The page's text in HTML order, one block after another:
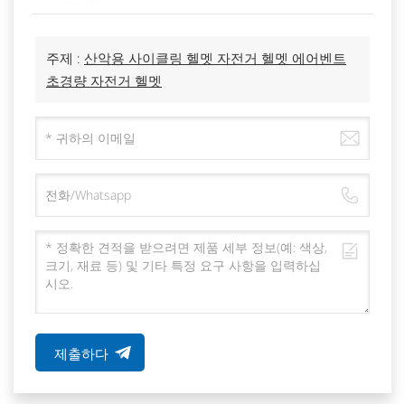
주제 : 산악용 사이클링 헬멧 자전거 헬멧 에어벤트
초경량 자전거 헬멧
제출하다